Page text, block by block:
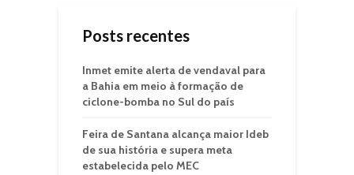
Posts recentes
Inmet emite alerta de vendaval para
a Bahia em meio à formação de
ciclone-bomba no Sul do país
Feira de Santana alcança maior Ideb
de sua história e supera meta
estabelecida pelo MEC